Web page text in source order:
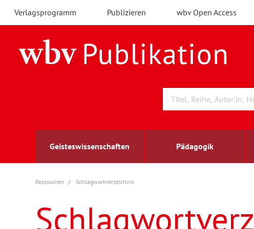
Verlagsprogramm Publizieren wbv Open Access
Geisteswissenschaften Pädagogik
Archäologie
Berufs- und Wirtschaftspädagogik
Arbeitsmarktforschung
Außenwirtschaft
berufsbildung
Ressourcen Schlagwortverzeichnis